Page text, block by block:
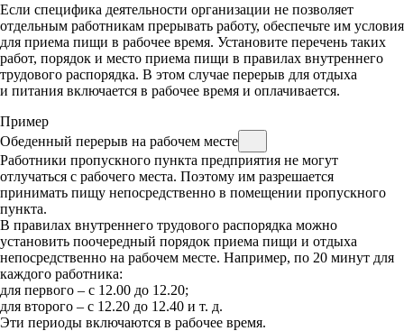
Если специфика деятельности организации не позволяет
отдельным работникам прерывать работу, обеспечьте им условия
для приема пищи в рабочее время. Установите перечень таких
работ, порядок и место приема пищи в правилах внутреннего
трудового распорядка. В этом случае перерыв для отдыха
и питания включается в рабочее время и оплачивается.
Пример
Обеденный перерыв на рабочем месте
Работники пропускного пункта предприятия не могут
отлучаться с рабочего места. Поэтому им разрешается
принимать пищу непосредственно в помещении пропускного
пункта.
В правилах внутреннего трудового распорядка можно
установить поочередный порядок приема пищи и отдыха
непосредственно на рабочем месте. Например, по 20 минут для
каждого работника:
для первого – с 12.00 до 12.20;
для второго – с 12.20 до 12.40 и т. д.
Эти периоды включаются в рабочее время.